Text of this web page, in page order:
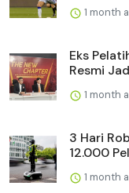
1 month
Eks
Resmi
1 month
3 Hari
12.000
1 month